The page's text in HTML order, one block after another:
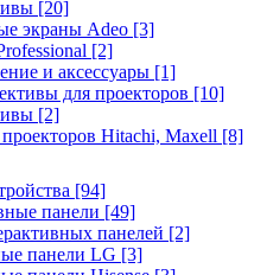
[20]
экраны Adeo [3]
[2]
и аксессуары [1]
для проекторов [10]
[2]
Hitachi, Maxell [8]
[94]
панели [49]
панелей [2]
панели LG [3]